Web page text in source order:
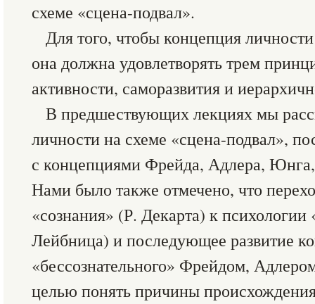
схеме «сцена-подвал».
Для того, чтобы концепция
она должна удовлетворять трем
активности, саморазвития и
В предшествующих лекциях мы
личности на схеме «сцена-подвал»,
с концепциями Фрейда, Адлера,
Нами было также отмечено, что
«сознания» (Р. Декарта) к психологии
Лейбница) и последующее развитие
«бессознательного» Фрейдом,
целью понять причины